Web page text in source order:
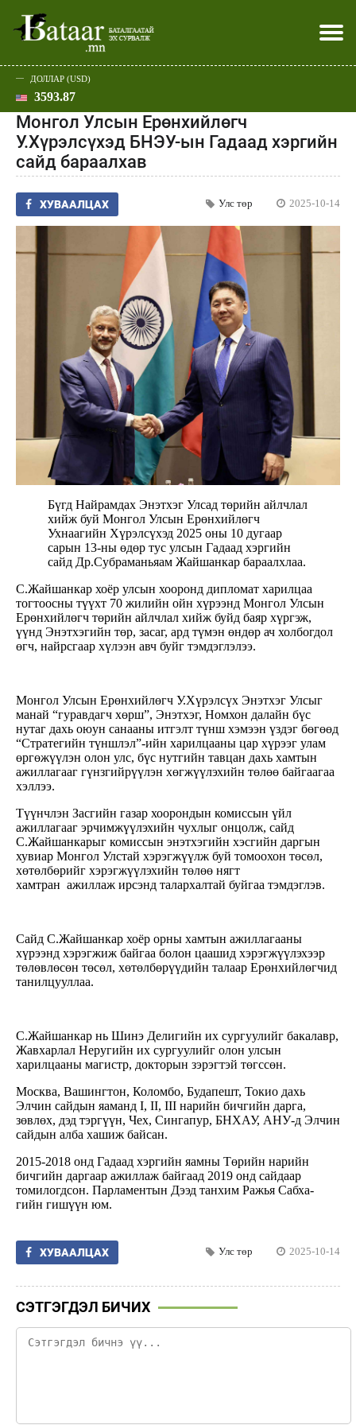
Эхлэл
Улс төр
Нийгэм
Эдийн засаг
Дэлхий
Спорт
Шар
Батаар юу хэлэв
Хэвлэл мэдээллээр
ДОЛЛАР (USD)
3593.87
Монгол Улсын Ерөнхийлөгч
У.Хүрэлсүхэд БНЭУ-ын Гадаад хэргийн
сайд бараалхав
ХУВААЛЦАХ Улс төр 2025-10-14
Бүгд Найрамдах Энэтхэг Улсад төрийн айлчлал
хийж буй Монгол Улсын Ерөнхийлөгч
Ухнаагийн Хүрэлсүхэд 2025 оны 10 дугаар
сарын 13-ны өдөр тус улсын Гадаад хэргийн
сайд Др.Субраманьяам Жайшанкар бараалхлаа.
С.Жайшанкар хоёр улсын хооронд дипломат харилцаа
тогтоосны түүхт 70 жилийн ойн хүрээнд Монгол Улсын
Ерөнхийлөгч төрийн айлчлал хийж буйд баяр хүргэж,
үүнд Энэтхэгийн төр, засаг, ард түмэн өндөр ач холбогдол
өгч, найрсгаар хүлээн авч буйг тэмдэглэлээ.
Монгол Улсын Ерөнхийлөгч У.Хүрэлсүх Энэтхэг Улсыг
манай “гуравдагч хөрш”, Энэтхэг, Номхон далайн бүс
нутаг дахь оюун санааны итгэлт түнш хэмээн үздэг бөгөөд
“Стратегийн түншлэл”-ийн харилцааны цар хүрээг улам
өргөжүүлэн олон улс, бүс нутгийн тавцан дахь хамтын
ажиллагааг гүнзгийрүүлэн хөгжүүлэхийн төлөө байгаагаа
хэллээ.
Түүнчлэн Засгийн газар хоорондын комиссын үйл
ажиллагааг эрчимжүүлэхийн чухлыг онцолж, сайд
С.Жайшанкарыг комиссын энэтхэгийн хэсгийн даргын
хувиар Монгол Улстай хэрэгжүүлж буй томоохон төсөл,
хөтөлбөрийг хэрэгжүүлэхийн төлөө нягт
хамтран ажиллаж ирсэнд талархалтай буйгаа тэмдэглэв.
Сайд С.Жайшанкар хоёр орны хамтын ажиллагааны
хүрээнд хэрэгжиж байгаа болон цаашид хэрэгжүүлэхээр
төлөвлөсөн төсөл, хөтөлбөрүүдийн талаар Ерөнхийлөгчид
танилцууллаа.
С.Жайшанкар нь Шинэ Делигийн их сургуулийг бакалавр,
Жавхарлал Неругийн их сургуулийг олон улсын
харилцааны магистр, докторын зэрэгтэй төгссөн.
Москва, Вашингтон, Коломбо, Будапешт, Токио дахь
Элчин сайдын яаманд I, II, III нарийн бичгийн дарга,
зөвлөх, дэд тэргүүн, Чех, Сингапур, БНХАУ, АНУ-д Элчин
сайдын алба хашиж байсан.
2015-2018 онд Гадаад хэргийн яамны Төрийн нарийн
бичгийн даргаар ажиллаж байгаад 2019 онд сайдаар
томилогдсон. Парламентын Дээд танхим Ражья Сабха-
гийн гишүүн юм.
ХУВААЛЦАХ Улс төр 2025-10-14
СЭТГЭГДЭЛ БИЧИХ